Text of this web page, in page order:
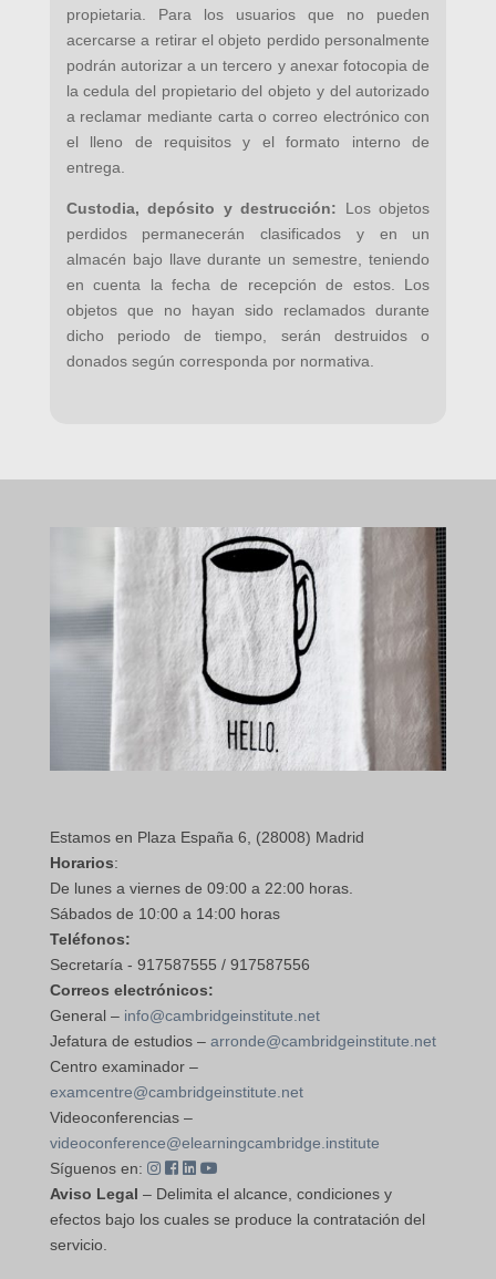
propietaria. Para los usuarios que no pueden
acercarse a retirar el objeto perdido personalmente
podrán autorizar a un tercero y anexar fotocopia de
la cedula del propietario del objeto y del autorizado
a reclamar mediante carta o correo electrónico con
el lleno de requisitos y el formato interno de
entrega.
Custodia, depósito y destrucción: Los objetos
perdidos permanecerán clasificados y en un
almacén bajo llave durante un semestre, teniendo
en cuenta la fecha de recepción de estos. Los
objetos que no hayan sido reclamados durante
dicho periodo de tiempo, serán destruidos o
donados según corresponda por normativa.
Estamos en Plaza España 6, (28008) Madrid
Horarios:
De lunes a viernes de 09:00 a 22:00 horas.
Sábados de 10:00 a 14:00 horas
Teléfonos:
Secretaría - 917587555 / 917587556
Correos electrónicos:
General – info@cambridgeinstitute.net
Jefatura de estudios – arronde@cambridgeinstitute.net
Centro examinador –
examcentre@cambridgeinstitute.net
Videoconferencias –
videoconference@elearningcambridge.institute
Síguenos en:
Aviso Legal – Delimita el alcance, condiciones y
efectos bajo los cuales se produce la contratación del
servicio.